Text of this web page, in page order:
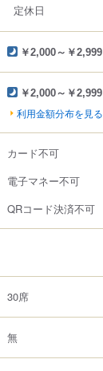
定休日
￥2,000～￥2,999
￥2,000～￥2,999
利用金額分布を見る
カード不可
電子マネー不可
QRコード決済不可
30席
無